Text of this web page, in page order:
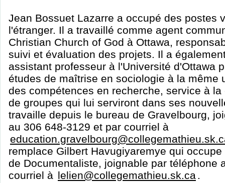
Jean Bossuet Lazarre a occupé des postes
l'étranger. Il a travaillé comme agent
Christian Church of God à Ottawa,
suivi et évaluation des projets. Il a
assistant professeur à l'Université d'Ottawa
études de maîtrise en sociologie à la même
des compétences en recherche, service à
de groupes qui lui serviront dans ses
travaille depuis le bureau de Gravelbourg,
au 306 648-3129 et par courriel à
remplace Gilbert Havugiyaremye qui
de Documentaliste, joignable par téléphone
courriel à lelien@collegemathieu.sk.ca .